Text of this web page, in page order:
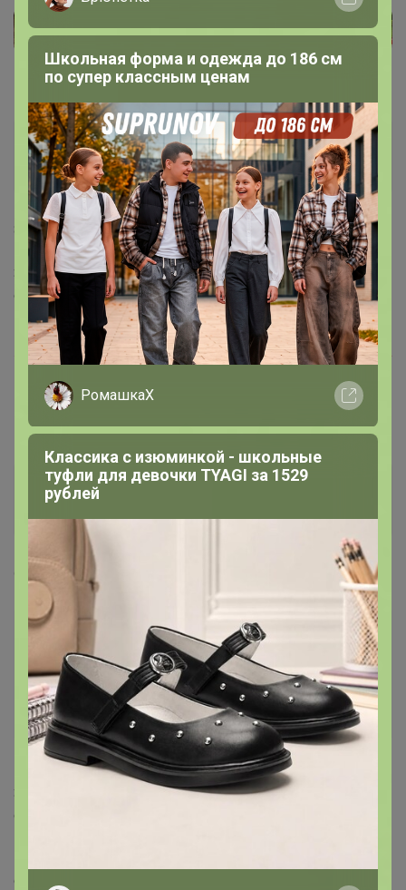
Кхалиси
Кандидат в магистры
8 октября, 2021 14:37
Здравствуйте! Где в описании найти категории
обжарки? И какие наименования кофе категории в и
в+?
Бонифаций
9 октября, 2021 15:51
Здравствуйте! Где в описании найти категории
обжарки? И какие наименования кофе категории
в и в+?
— Кхалиси
Здравствуйте, на фото на упаковке есть обозначение
обжарки буквой и по цвету самой упаковки в
обжарка у Specialty кофе 214 градусов.
Школьная форма и одежда до 186 см
по супер классным ценам
РомашкаХ
Классика с изюминкой - школьные
туфли для девочки TYAGI за 1529
рублей